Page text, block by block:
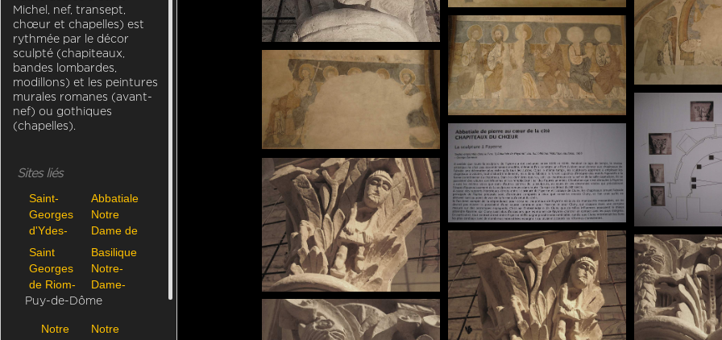
Michel, nef, transept,
chœur et chapelles) est
rythmée par le décor
sculpté (chapiteaux,
bandes lombardes,
modillons) et les peintures
murales romanes (avant-
nef) ou gothiques
(chapelles).
Sites liés
Saint-
Georges
d'Ydes-
Bourg
Abbatiale
Notre
Dame de
Payerne
Saint
Georges
de Riom-
ès-
Basilique
Notre-
Dame-
des-
de
Puy-de-Dôme
Notre
Notre
CH-Payerne-Notre_Dame-i980_2011-04-01_000001.jpg